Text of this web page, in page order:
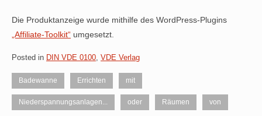
Die Produktanzeige wurde mithilfe des WordPress-Plugins
„Affiliate-Toolkit“ umgesetzt.
Posted in DIN VDE 0100, VDE Verlag
Badewanne Errichten mit
Niederspannungsanlagen... oder Räumen von